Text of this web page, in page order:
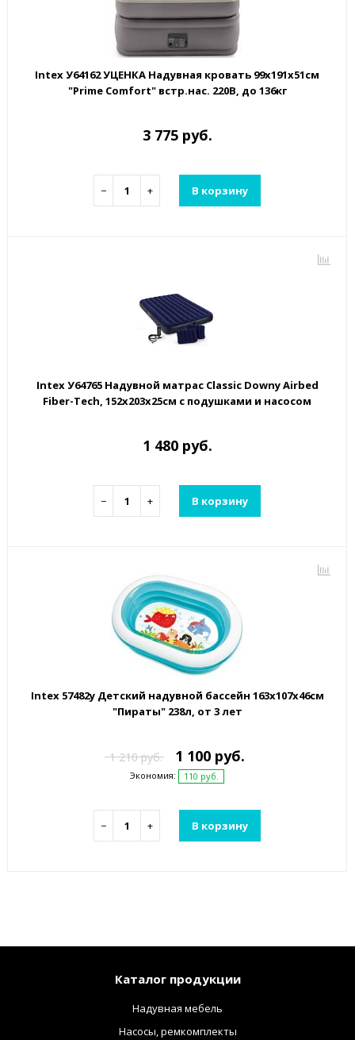
Intex У64162 УЦЕНКА Надувная кровать 99х191х51см
"Prime Comfort" встр.нас. 220В, до 136кг
3 775 руб.
− + В корзину
Intex У64765 Надувной матрас Classic Downy Airbed
Fiber-Tech, 152х203х25см с подушками и насосом
1 480 руб.
− + В корзину
Intex 57482у Детский надувной бассейн 163х107х46см
"Пираты" 238л, от 3 лет
1 210 руб. 1 100 руб.
Экономия: 110 руб.
− + В корзину
Каталог продукции
Надувная мебель
Насосы, ремкомплекты